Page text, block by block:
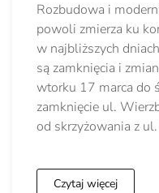
Rozbudowa i
powoli zmierza ku
w najbliższych
są zamknięcia i
wtorku 17 marca do
zamknięcie ul.
od skrzyżowania z
Czytaj więcej